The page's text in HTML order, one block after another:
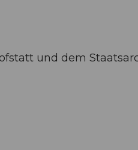
und dem